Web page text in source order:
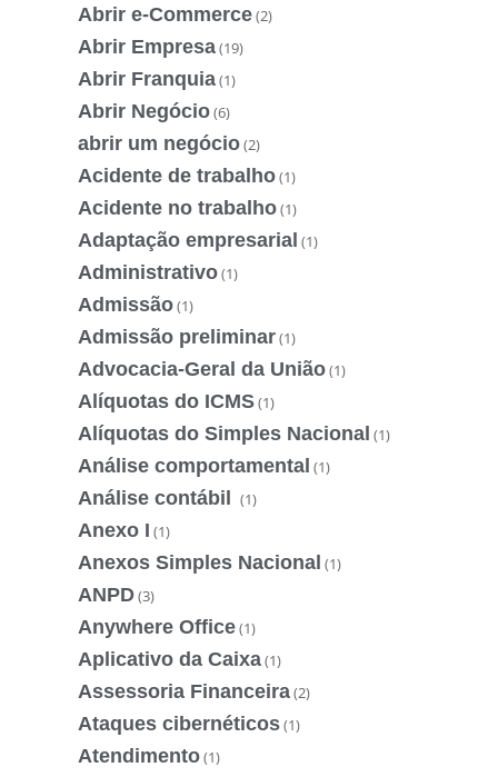
Abrir e-Commerce(2)
Abrir Empresa(19)
Abrir Franquia(1)
Abrir Negócio(6)
abrir um negócio(2)
Acidente de trabalho(1)
Acidente no trabalho(1)
Adaptação empresarial (1)
Administrativo(1)
Admissão(1)
Admissão preliminar(1)
Advocacia-Geral da União(1)
Alíquotas do ICMS(1)
Alíquotas do Simples Nacional (1)
Análise comportamental (1)
Análise contábil (1)
Anexo I (1)
Anexos Simples Nacional (1)
ANPD(3)
Anywhere Office(1)
Aplicativo da Caixa(1)
Assessoria Financeira(2)
Ataques cibernéticos(1)
Atendimento(1)